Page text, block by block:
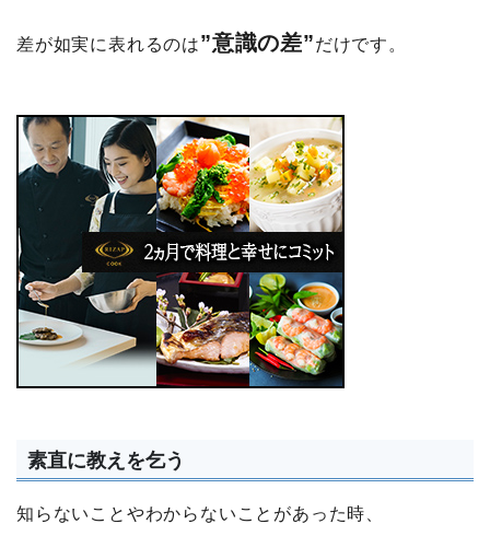
差が如実に表れるのは”意識の差”だけです。
素直に教えを乞う
知らないことやわからないことがあった時、